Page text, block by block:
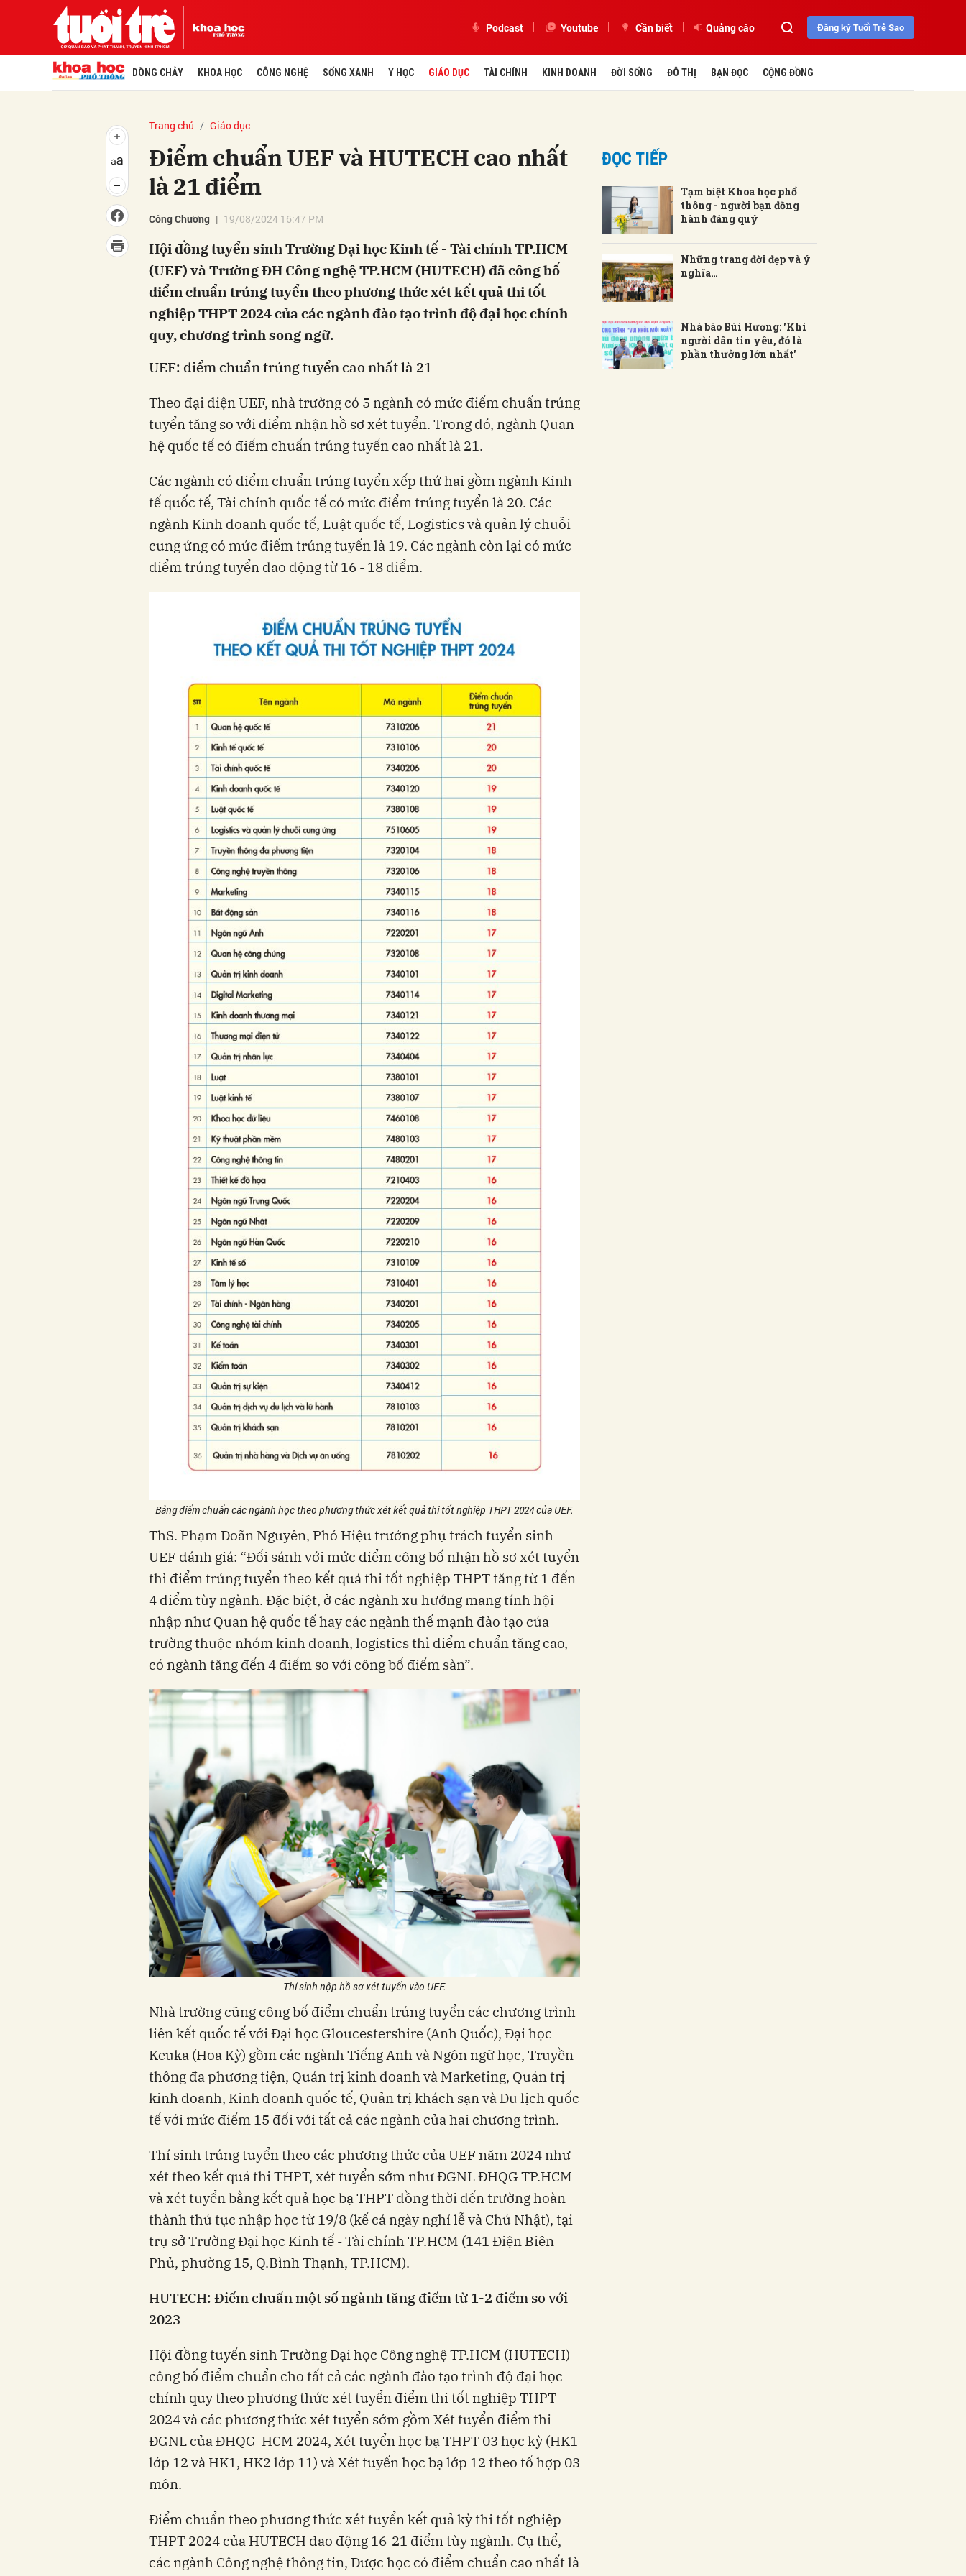
Podcast Youtube Cần biết Quảng cáo Đăng ký Tuổi Trẻ Sao
DÒNG CHẢY KHOA HỌC CÔNG NGHỆ SỐNG XANH Y HỌC GIÁO DỤC TÀI CHÍNH KINH DOANH ĐỜI SỐNG ĐÔ THỊ BẠN ĐỌC CỘNG ĐỒNG
Trang chủ Giáo dục
Điểm chuẩn UEF và HUTECH cao nhất
là 21 điểm
Công Chương 19/08/2024 16:47 PM
Hội đồng tuyển sinh Trường Đại học Kinh tế - Tài chính TP.HCM
(UEF) và Trường ĐH Công nghệ TP.HCM (HUTECH) đã công bố
điểm chuẩn trúng tuyển theo phương thức xét kết quả thi tốt
nghiệp THPT 2024 của các ngành đào tạo trình độ đại học chính
quy, chương trình song ngữ.
UEF: điểm chuẩn trúng tuyển cao nhất là 21
Theo đại diện UEF, nhà trường có 5 ngành có mức điểm chuẩn trúng
tuyển tăng so với điểm nhận hồ sơ xét tuyển. Trong đó, ngành Quan
hệ quốc tế có điểm chuẩn trúng tuyển cao nhất là 21.
Các ngành có điểm chuẩn trúng tuyển xếp thứ hai gồm ngành Kinh
tế quốc tế, Tài chính quốc tế có mức điểm trúng tuyển là 20. Các
ngành Kinh doanh quốc tế, Luật quốc tế, Logistics và quản lý chuỗi
cung ứng có mức điểm trúng tuyển là 19. Các ngành còn lại có mức
điểm trúng tuyển dao động từ 16 - 18 điểm.
Bảng điểm chuẩn các ngành học theo phương thức xét kết quả thi tốt nghiệp THPT 2024 của UEF.
ThS. Phạm Doãn Nguyên, Phó Hiệu trưởng phụ trách tuyển sinh
UEF đánh giá: “Đối sánh với mức điểm công bố nhận hồ sơ xét tuyển
thì điểm trúng tuyển theo kết quả thi tốt nghiệp THPT tăng từ 1 đến
4 điểm tùy ngành. Đặc biệt, ở các ngành xu hướng mang tính hội
nhập như Quan hệ quốc tế hay các ngành thế mạnh đào tạo của
trường thuộc nhóm kinh doanh, logistics thì điểm chuẩn tăng cao,
có ngành tăng đến 4 điểm so với công bố điểm sàn”.
Thí sinh nộp hồ sơ xét tuyển vào UEF.
Nhà trường cũng công bố điểm chuẩn trúng tuyển các chương trình
liên kết quốc tế với Đại học Gloucestershire (Anh Quốc), Đại học
Keuka (Hoa Kỳ) gồm các ngành Tiếng Anh và Ngôn ngữ học, Truyền
thông đa phương tiện, Quản trị kinh doanh và Marketing, Quản trị
kinh doanh, Kinh doanh quốc tế, Quản trị khách sạn và Du lịch quốc
tế với mức điểm 15 đối với tất cả các ngành của hai chương trình.
Thí sinh trúng tuyển theo các phương thức của UEF năm 2024 như
xét theo kết quả thi THPT, xét tuyển sớm như ĐGNL ĐHQG TP.HCM
và xét tuyển bằng kết quả học bạ THPT đồng thời đến trường hoàn
thành thủ tục nhập học từ 19/8 (kể cả ngày nghỉ lễ và Chủ Nhật), tại
trụ sở Trường Đại học Kinh tế - Tài chính TP.HCM (141 Điện Biên
Phủ, phường 15, Q.Bình Thạnh, TP.HCM).
HUTECH: Điểm chuẩn một số ngành tăng điểm từ 1-2 điểm so với
2023
Hội đồng tuyển sinh Trường Đại học Công nghệ TP.HCM (HUTECH)
công bố điểm chuẩn cho tất cả các ngành đào tạo trình độ đại học
chính quy theo phương thức xét tuyển điểm thi tốt nghiệp THPT
2024 và các phương thức xét tuyển sớm gồm Xét tuyển điểm thi
ĐGNL của ĐHQG-HCM 2024, Xét tuyển học bạ THPT 03 học kỳ (HK1
lớp 12 và HK1, HK2 lớp 11) và Xét tuyển học bạ lớp 12 theo tổ hợp 03
môn.
Điểm chuẩn theo phương thức xét tuyển kết quả kỳ thi tốt nghiệp
THPT 2024 của HUTECH dao động 16-21 điểm tùy ngành. Cụ thể,
các ngành Công nghệ thông tin, Dược học có điểm chuẩn cao nhất là
ĐỌC TIẾP
Tạm biệt Khoa học phổ
thông - người bạn đồng
hành đáng quý
Những trang đời đẹp và ý
nghĩa…
Nhà báo Bùi Hương: 'Khi
người dân tin yêu, đó là
phần thưởng lớn nhất'